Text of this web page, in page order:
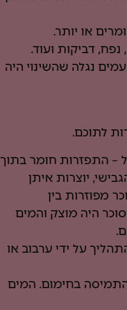
או יותר.
דביקות ועוד.
נגלה שהשינוי היה
לתוכם.
– התפזרות חומר בתוך
יוצרות איתן
מפוזרות בין
היה מוצק והמים
על ידי ערבוב או
בחימום. המים